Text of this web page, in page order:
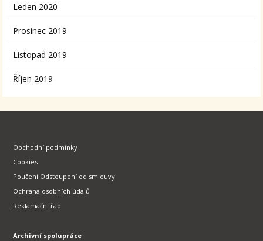
Leden 2020
Prosinec 2019
Listopad 2019
Říjen 2019
Obchodní podmínky
Cookies
Poučení Odstoupení od smlouvy
Ochrana osobních údajů
Reklamační řád
Archivní spolupráce